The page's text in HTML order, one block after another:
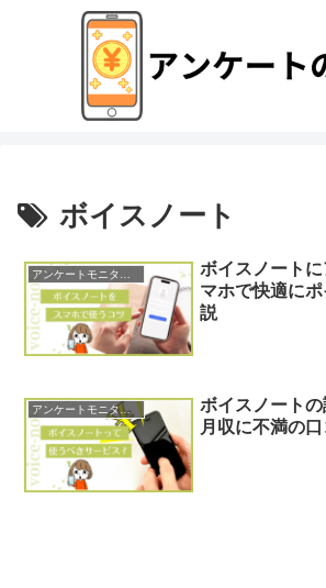
ボイスノート
ボイスノート
マホで快適に
説
アンケートモニターは安全か
ボイスノート
月収に不満の